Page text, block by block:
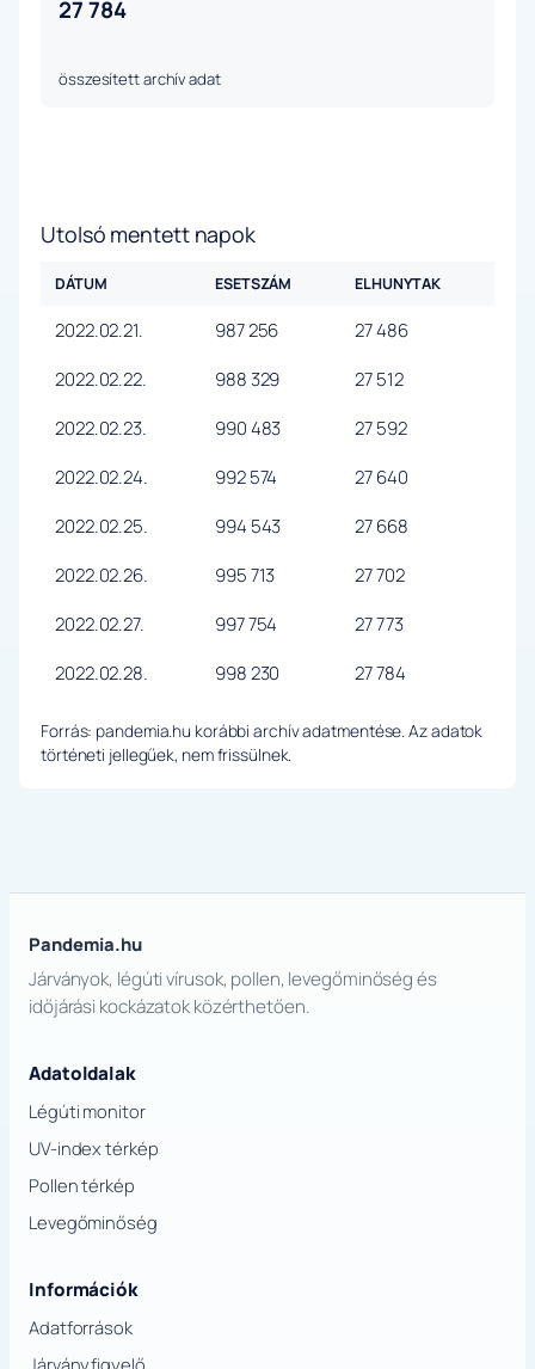
27 784
összesített archív adat
Utolsó mentett napok
DÁTUM ESETSZÁM ELHUNYTAK
2022.02.21. 987 256
27 486
2022.02.22.
988 329
27 512
2022.02.23.
990 483
27 592
2022.02.24.
992 574
27 640
2022.02.25.
994 543
27 668
2022.02.26.
995 713
27 702
2022.02.27.
997 754
27 773
2022.02.28.
998 230 27 784
Forrás: pandemia.hu korábbi archív adatmentése. Az adatok
történeti jellegűek, nem frissülnek.
Pandemia.hu
Járványok, légúti vírusok, pollen, levegőminőség és
időjárási kockázatok közérthetően.
Adatoldalak
Légúti monitor
UV-index térkép
Pollen térkép
Levegőminőség
Információk
Adatforrások